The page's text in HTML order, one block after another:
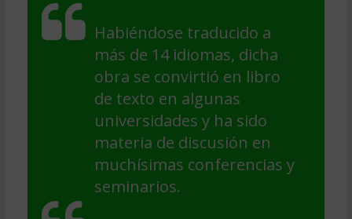
Habiéndose traducido a
más de 14 idiomas, dicha
obra se convirtió en libro
de texto en algunas
universidades y ha sido
materia de discusión en
muchísimas conferencias y
seminarios.